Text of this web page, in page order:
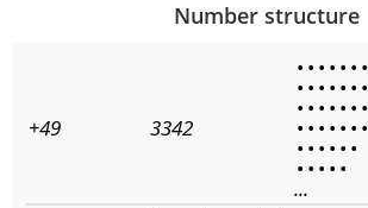
Number structure
+49 3342
• • • • • • •
• • • • • • •
• • • • • • •
• • • • • • •
• • • • • •
• • • • •
...